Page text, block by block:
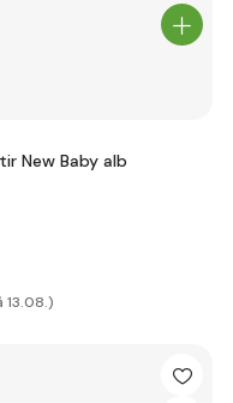
New Baby alb
13.08.)